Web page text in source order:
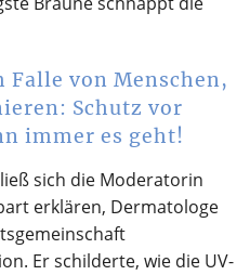
Falle von Menschen,
Schutz vor
immer es geht!
sich die Moderatorin
erklären, Dermatologe
Er schilderte, wie die UV-